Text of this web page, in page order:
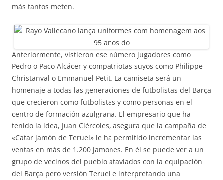
más tantos meten.
Anteriormente, vistieron ese número jugadores como
Pedro o Paco Alcácer y compatriotas suyos como Philippe
Christanval o Emmanuel Petit. La camiseta será un
homenaje a todas las generaciones de futbolistas del Barça
que crecieron como futbolistas y como personas en el
centro de formación azulgrana. El empresario que ha
tenido la idea, Juan Ciércoles, asegura que la campaña de
«Catar jamón de Teruel» le ha permitido incrementar las
ventas en más de 1.200 jamones. En él se puede ver a un
grupo de vecinos del pueblo ataviados con la equipación
del Barça pero versión Teruel e interpretando una